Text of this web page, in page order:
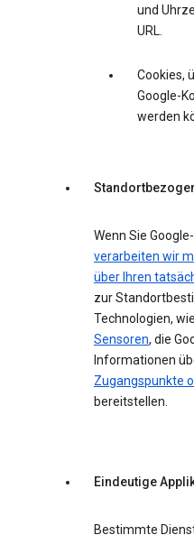
und
URL.
Cookies,
Google-
werden
Wenn Sie
verarbeiten wir
über Ihren
zur
Technologien,
Sensoren, die
Informationen
Zugangspunkte
bereitstellen.
Eindeutige
Bestimmte